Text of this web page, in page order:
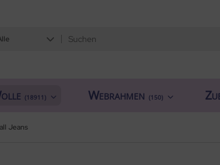
(18911) Webrahmen (150)
Jeans